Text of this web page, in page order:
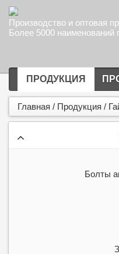
Производство и оптовая
Более 5000 наименований
ПРОДУКЦИЯ
Главная / Продукция /
Болты